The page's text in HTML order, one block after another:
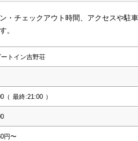
・チェックアウト時間、アクセスや駐
。
ートイン吉野荘
（ 最終:21:00 ）
円〜